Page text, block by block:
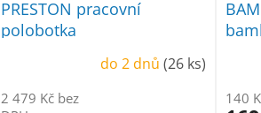
PRESTON pracovní
polobotka
do 2 dnů (26 ks)
2 479 Kč bez
140